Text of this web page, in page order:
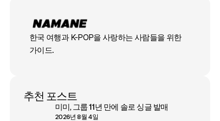
한국 여행과 K-POP을 사랑하는 사람들을 위한
가이드.
추천 포스트
미미, 그룹 11년 만에 솔로 싱글 발매
2026년 8월 4일